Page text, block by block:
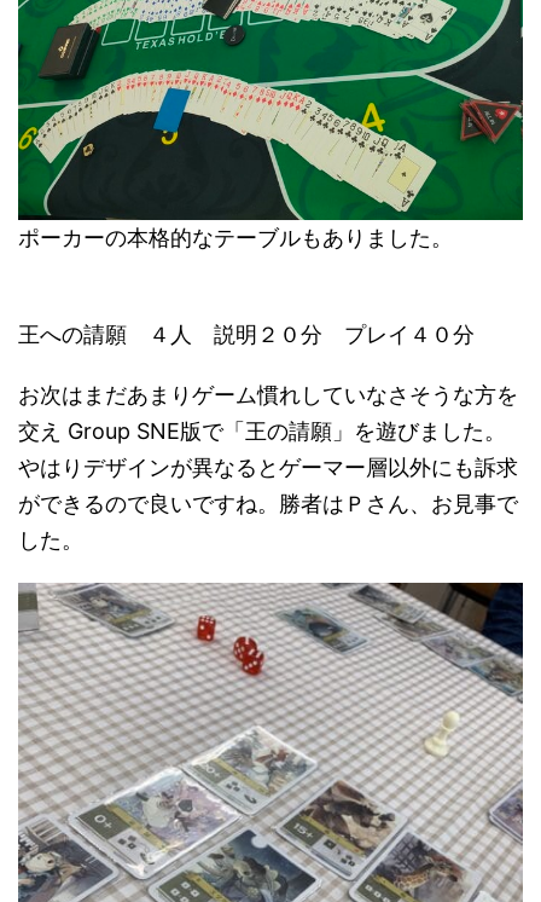
ポーカーの本格的なテーブルもありました。
王への請願 ４人 説明２０分 プレイ４０分
お次はまだあまりゲーム慣れしていなさそうな方を
交え Group SNE版で「王の請願」を遊びました。
やはりデザインが異なるとゲーマー層以外にも訴求
ができるので良いですね。勝者はＰさん、お見事で
した。